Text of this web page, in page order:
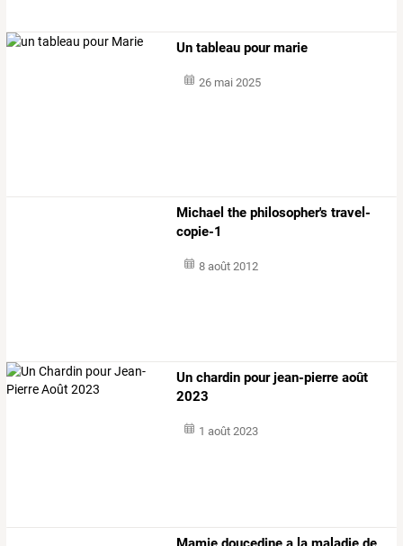
Un tableau pour marie
26 mai 2025
Michael the philosopher's travel-
copie-1
8 août 2012
Un chardin pour jean-pierre août
2023
1 août 2023